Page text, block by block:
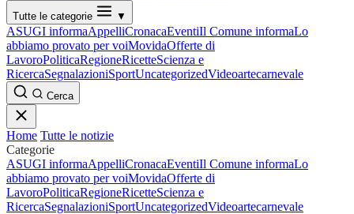
Tutte le categorie ▼
ASUGI informaAppelliCronacaEventiIl Comune informaLo
abbiamo provato per voiMovidaOfferte di
LavoroPoliticaRegioneRicetteScienza e
RicercaSegnalazioniSportUncategorizedVideoartecarnevale
Cerca
Home Tutte le notizie
Categorie
ASUGI informaAppelliCronacaEventiIl Comune informaLo
abbiamo provato per voiMovidaOfferte di
LavoroPoliticaRegioneRicetteScienza e
RicercaSegnalazioniSportUncategorizedVideoartecarnevale